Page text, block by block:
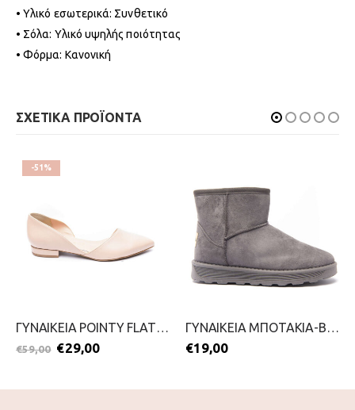
• Υλικό εσωτερικά: Συνθετικό
• Σόλα: Υλικό υψηλής ποιότητας
• Φόρμα: Κανονική
ΣΧΕΤΙΚΑ ΠΡΟΪΟΝΤΑ
-51%
ΓΥΝΑΙΚΕΙΑ POINTY FLAT PUMPS-ENVIE-2099-0516-NUDE
€59,00 €29,00
ΓΥΝΑΙΚΕΙΑ ΜΠΟΤΑΚΙΑ-BLONDIE-2111-0324-ΓΚΡΙ
€19,00